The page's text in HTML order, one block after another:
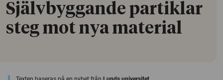
Självbyggande partiklar
steg mot nya material